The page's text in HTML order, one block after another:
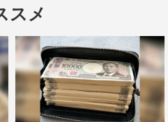
りオフィシャルFC先行受付
（税込）
スメ